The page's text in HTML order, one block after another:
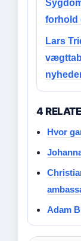
forhold
Lars
4
Hvor
Adam